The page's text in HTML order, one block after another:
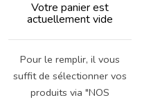
Votre panier est
actuellement vide
Pour le remplir, il vous
suffit de sélectionner vos
produits via "NOS